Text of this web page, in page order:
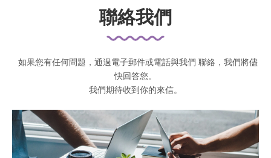
聯絡我們
如果您有任何問題，通過電子郵件或電話與我們 聯絡，我們 將儘
快回答您。
我們期待收到你的來信。